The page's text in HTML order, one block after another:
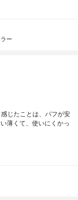
ー
じたことは、パフが安
薄くて、使いにくかっ